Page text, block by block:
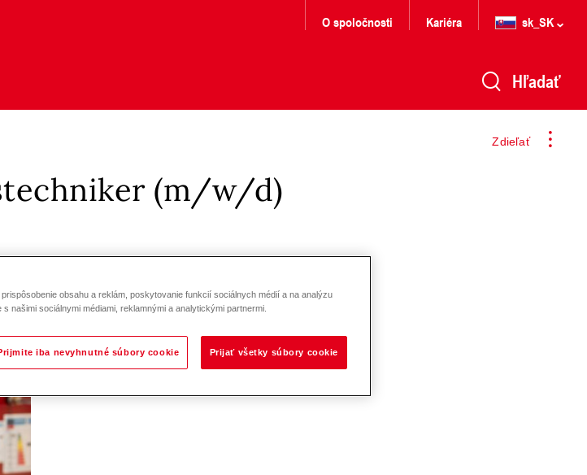
O spoločnosti Kariéra sk_SK
Hľadať
Zdieľať
(m/w/d)
obsahu a reklám, poskytovanie funkcií sociálnych médií a na analýzu
sociálnymi médiami, reklamnými a analytickými partnermi.
iba nevyhnutné súbory cookie Prijať všetky súbory cookie